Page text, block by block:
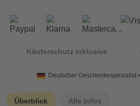
Käuferschutz inklusive
Deutscher Geschenkespezialist
Überblick Alle Infos